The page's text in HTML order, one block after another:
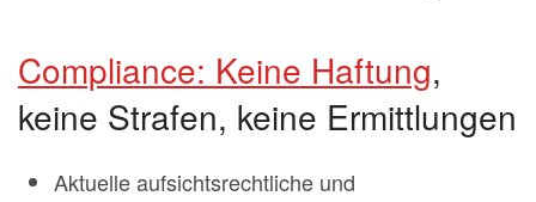
Compliance: Keine Haftung,
keine Strafen, keine Ermittlungen
Aktuelle aufsichtsrechtliche und